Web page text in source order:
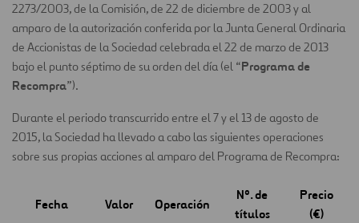
2273/2003, de la Comisión, de 22 de diciembre de 2003 y al
amparo de la autorización conferida por la Junta General Ordinaria
de Accionistas de la Sociedad celebrada el 22 de marzo de 2013
bajo el punto séptimo de su orden del día (el “Programa de
Recompra”).
Durante el periodo transcurrido entre el 7 y el 13 de agosto de
2015, la Sociedad ha llevado a cabo las siguientes operaciones
sobre sus propias acciones al amparo del Programa de Recompra:
Fecha Valor Operación
Nº. de
títulos
Precio
(€)